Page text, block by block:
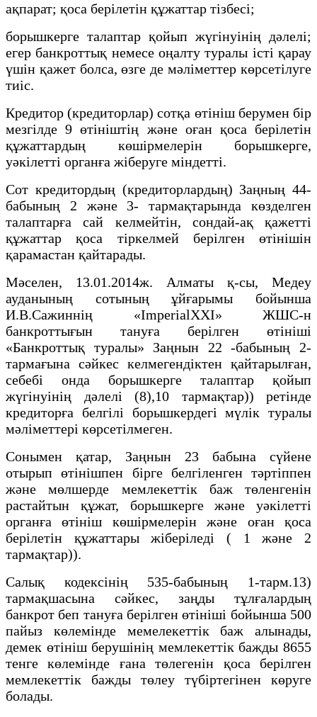
ақпарат; қоса берілетiн құжаттар тiзбесi;
борышкерге талаптар қойып жүгінуінің дәлелі;
егер банкроттық немесе оңалту туралы iстi қарау
үшiн қажет болса, өзге де мәлiметтер көрсетiлуге
тиiс.
Кредитор (кредиторлар) сотқа өтініш берумен бір
мезгілде 9 өтiнiштiң және оған қоса берілетiн
құжаттардың көшiрмелерiн борышкерге,
уәкiлеттi органға жiберуге мiндеттi.
Сот кредитордың (кредиторлардың) Заңның 44-
бабының 2 және 3- тармақтарында көзделген
талаптарға сай келмейтiн, сондай-ақ қажеттi
құжаттар қоса тiркелмей берiлген өтiнiшiн
қарамастан қайтарады.
Мәселен, 13.01.2014ж. Алматы қ-сы, Медеу
ауданының сотының ұйғарымы бойынша
И.В.Сажиннің «ImperialXXI» ЖШС-н
банкроттығын тануға берілген өтініші
«Банкроттық туралы» Заңнын 22 -бабының 2-
тармағына сәйкес келмегендіктен қайтарылған,
себебі онда борышкерге талаптар қойып
жүгінуінің дәлелі (8),10 тармақтар)) ретінде
кредиторға белгілі борышкердегі мүлiк туралы
мәлiметтері көрсетілмеген.
Сонымен қатар, Заңнын 23 бабына сүйене
отырып өтінішпен бірге белгіленген тәртіппен
және мөлшерде мемлекеттік баж төленгенін
растайтын құжат, борышкерге және уәкiлеттi
органға өтініш көшiрмелерiн және оған қоса
берілетiн құжаттары жiберіледi ( 1 және 2
тармақтар)).
Салық кодексінің 535-бабының 1-тарм.13)
тармақшасына сәйкес, заңды тұлғалардың
банкрот беп тануға берілген өтініші бойынша 500
пайыз көлемінде мемелекеттік баж алынады,
демек өтініш берушінің мемлекеттік бажды 8655
тенге көлемінде ғана төлегенін қоса берілген
мемлекеттік бажды төлеу түбіртегінен көруге
болады.